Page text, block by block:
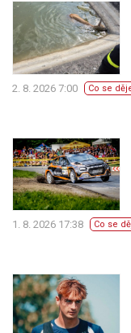
2. 8. 2026 7:00 Co se
1. 8. 2026 17:38 Co se